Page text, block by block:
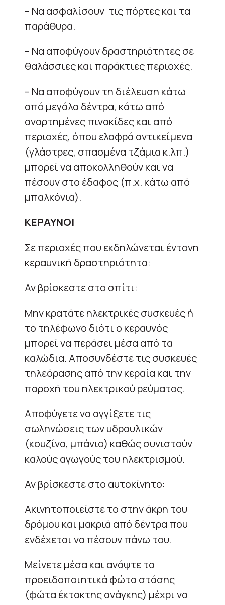
– Να ασφαλίσουν τις πόρτες και τα
παράθυρα.
– Να αποφύγουν δραστηριότητες σε
θαλάσσιες και παράκτιες περιοχές.
– Να αποφύγουν τη διέλευση κάτω
από μεγάλα δέντρα, κάτω από
αναρτημένες πινακίδες και από
περιοχές, όπου ελαφρά αντικείμενα
(γλάστρες, σπασμένα τζάμια κ.λπ.)
μπορεί να αποκολληθούν και να
πέσουν στο έδαφος (π.χ. κάτω από
μπαλκόνια).
ΚΕΡΑΥΝΟΙ
Σε περιοχές που εκδηλώνεται έντονη
κεραυνική δραστηριότητα:
Αν βρίσκεστε στο σπίτι:
Μην κρατάτε ηλεκτρικές συσκευές ή
το τηλέφωνο διότι ο κεραυνός
μπορεί να περάσει μέσα από τα
καλώδια. Αποσυνδέστε τις συσκευές
τηλεόρασης από την κεραία και την
παροχή του ηλεκτρικού ρεύματος.
Αποφύγετε να αγγίξετε τις
σωληνώσεις των υδραυλικών
(κουζίνα, μπάνιο) καθώς συνιστούν
καλούς αγωγούς του ηλεκτρισμού.
Αν βρίσκεστε στο αυτοκίνητο:
Ακινητοποιείστε το στην άκρη του
δρόμου και μακριά από δέντρα που
ενδέχεται να πέσουν πάνω του.
Μείνετε μέσα και ανάψτε τα
προειδοποιητικά φώτα στάσης
(φώτα έκτακτης ανάγκης) μέχρι να